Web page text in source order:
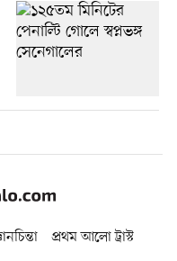
প্রথম আলো ট্রাস্ট